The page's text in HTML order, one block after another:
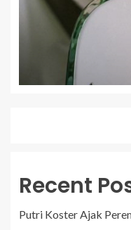
Recent
Putri Koster Ajak